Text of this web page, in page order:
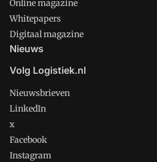
Online magazine
Whitepapers
Digitaal magazine
Nieuws
Volg Logistiek.nl
Nieuwsbrieven
LinkedIn
x
Facebook
Instagram